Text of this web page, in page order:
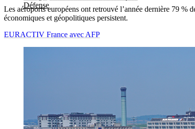
Défense
Les aéroports européens ont retrouvé l’année dernière 79 %
économiques et géopolitiques persistent.
EURACTIV France avec AFP